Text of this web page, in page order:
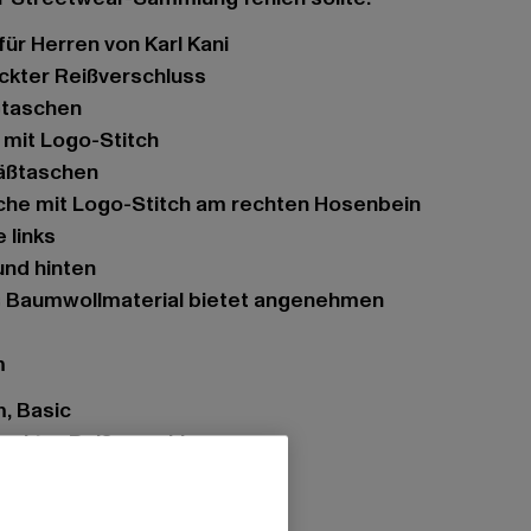
Herren von Karl Kani
Reißverschluss
mit Logo-Stitch
mit Logo-Stitch am rechten Hosenbein
links
hinten
Basic
Reißverschluss